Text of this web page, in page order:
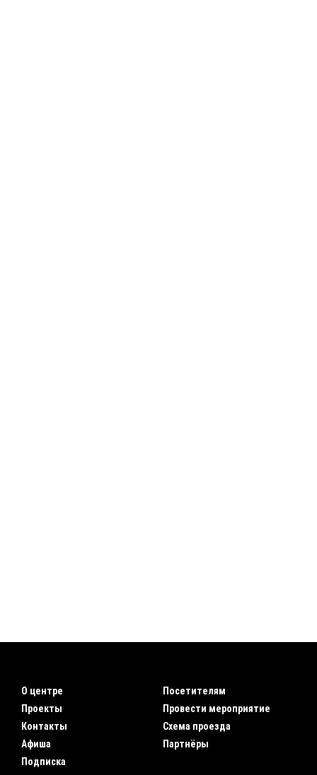
О центре
Проекты
Контакты
Афиша
Подписка
Посетителям
Провести мероприятие
Схема проезда
Партнёры